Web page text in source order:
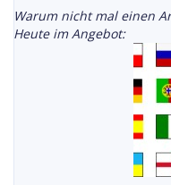
Warum nicht mal einen
Heute im Angebot: